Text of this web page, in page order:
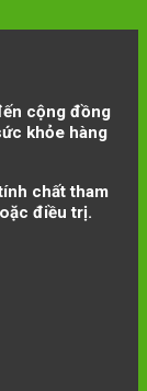
cộng đồng
khỏe hàng
chất tham
điều trị.